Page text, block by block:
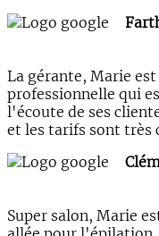
La gérante, Marie
professionnelle qui
l'écoute de ses
et les tarifs sont très
Super salon, Marie